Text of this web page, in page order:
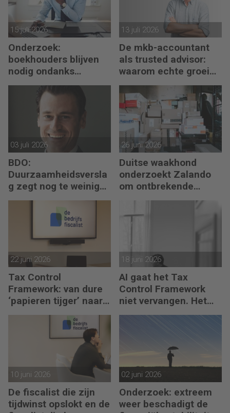
15 juli 2026
Onderzoek:
boekhouders blijven
nodig ondanks
boekhoudsoftware
13 juli 2026
De mkb-accountant
als trusted advisor:
waarom echte groei
begint met reflectie
03 juli 2026
BDO:
Duurzaamheidsversla
g zegt nog te weinig
over waarde en risico’s
26 juni 2026
Duitse waakhond
onderzoekt Zalando
om ontbrekende
transactie in
22 juni 2026
Tax Control
Framework: van dure
‘papieren tijger’ naar
digitaal stuurmiddel
18 juni 2026
AI gaat het Tax
Control Framework
niet vervangen. Het
maakt de fiscalist die
kan doorvragen alleen
10 juni 2026
De fiscalist die zijn
tijdwinst opslokt en de
02 juni 2026
Onderzoek: extreem
weer beschadigt de